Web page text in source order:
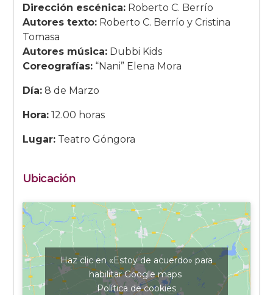
Dirección escénica:Roberto C. Berrío
Autores texto:Roberto C. Berrío y Cristina
Tomasa
Autores música:Dubbi Kids
Coreografías:“Nani” Elena Mora
Día:8 de Marzo
Hora:12.00 horas
Lugar:Teatro Góngora
Ubicación
Haz clic en «Estoy de acuerdo» para
habilitar Google maps
Política de cookies